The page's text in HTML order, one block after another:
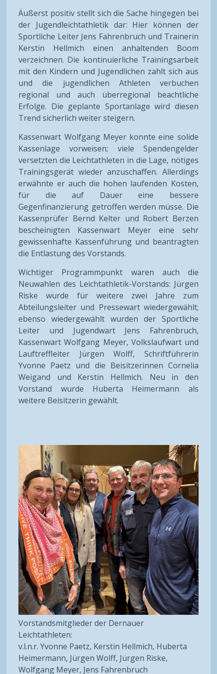
Äußerst positiv stellt sich die Sache hingegen bei
der Jugendleichtathletik dar: Hier können der
Sportliche Leiter Jens Fahrenbruch und Trainerin
Kerstin Hellmich einen anhaltenden Boom
verzeichnen. Die kontinuierliche Trainingsarbeit
mit den Kindern und Jugendlichen zahlt sich aus
und die jugendlichen Athleten verbuchen
regional und auch überregional beachtliche
Erfolge. Die geplante Sportanlage wird diesen
Trend sicherlich weiter steigern.
Kassenwart Wolfgang Meyer konnte eine solide
Kassenlage vorweisen; viele Spendengelder
versetzten die Leichtathleten in die Lage, nötiges
Trainingsgerät wieder anzuschaffen. Allerdings
erwähnte er auch die hohen laufenden Kosten,
für die auf Dauer eine bessere
Gegenfinanzierung getroffen werden müsse. Die
Kassenprüfer Bernd Kelter und Robert Berzen
bescheinigten Kassenwart Meyer eine sehr
gewissenhafte Kassenführung und beantragten
die Entlastung des Vorstands.
Wichtiger Programmpunkt waren auch die
Neuwahlen des Leichtathletik-Vorstands: Jürgen
Riske wurde für weitere zwei Jahre zum
Abteilungsleiter und Pressewart wiedergewählt;
ebenso wiedergewählt wurden der Sportliche
Leiter und Jugendwart Jens Fahrenbruch,
Kassenwart Wolfgang Meyer, Volkslaufwart und
Lauftreffleiter Jürgen Wolff, Schriftführerin
Yvonne Paetz und die Beisitzerinnen Cornelia
Weigand und Kerstin Hellmich. Neu in den
Vorstand wurde Huberta Heimermann als
weitere Beisitzerin gewählt.
Vorstandsmitglieder der Dernauer
Leichtathleten:
v.l.n.r. Yvonne Paetz, Kerstin Hellmich, Huberta
Heimermann, Jürgen Wolff, Jürgen Riske,
Wolfgang Meyer, Jens Fahrenbruch